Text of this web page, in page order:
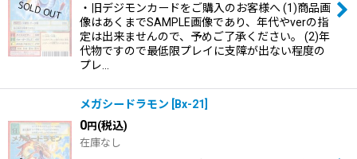
・旧デジモンカードをご購入のお客様へ (1)商品画
像はあくまでSAMPLE画像であり、年代やverの指
定は出来ませんので、予めご了承ください。 (2)年
代物ですので最低限プレイに支障が出ない程度の
プレ…
メガシードラモン Bx-21
0円(税込)
在庫なし